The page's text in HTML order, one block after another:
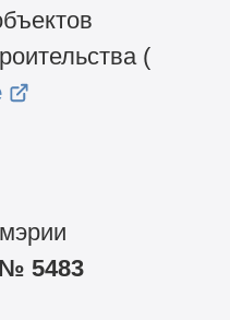
(
№ 5483